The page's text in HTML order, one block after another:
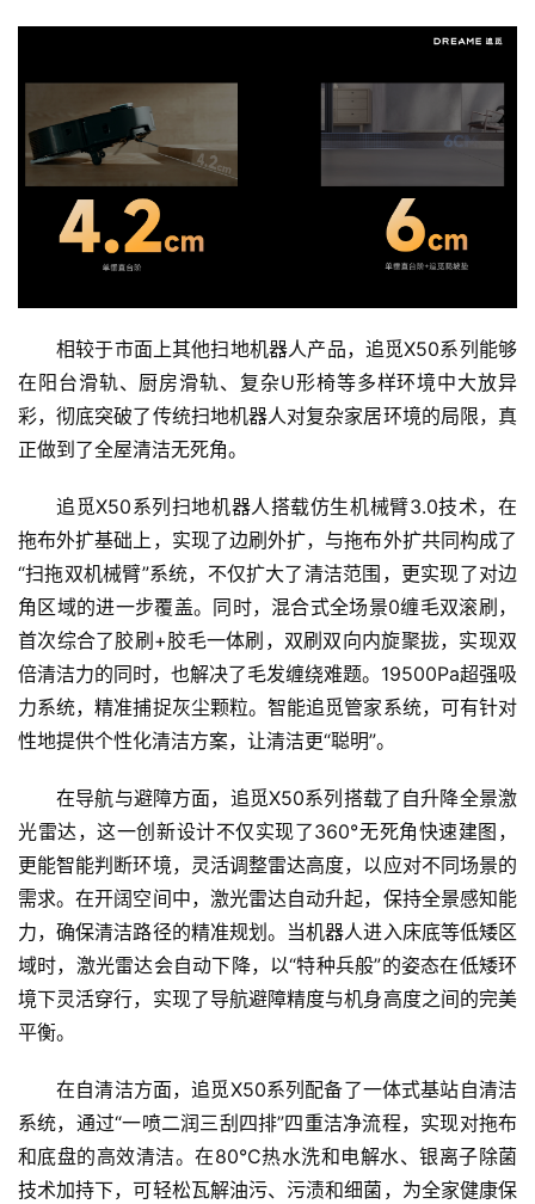
相较于市面上其他扫地机器人产品，追觅X50系列能够
在阳台滑轨、厨房滑轨、复杂U形椅等多样环境中大放异
彩，彻底突破了传统扫地机器人对复杂家居环境的局限，真
正做到了全屋清洁无死角。
追觅X50系列扫地机器人搭载仿生机械臂3.0技术，在
拖布外扩基础上，实现了边刷外扩，与拖布外扩共同构成了
“扫拖双机械臂”系统，不仅扩大了清洁范围，更实现了对边
角区域的进一步覆盖。同时，混合式全场景0缠毛双滚刷，
首次综合了胶刷+胶毛一体刷，双刷双向内旋聚拢，实现双
倍清洁力的同时，也解决了毛发缠绕难题。19500Pa超强吸
力系统，精准捕捉灰尘颗粒。智能追觅管家系统，可有针对
性地提供个性化清洁方案，让清洁更“聪明”。
在导航与避障方面，追觅X50系列搭载了自升降全景激
光雷达，这一创新设计不仅实现了360°无死角快速建图，
更能智能判断环境，灵活调整雷达高度，以应对不同场景的
需求。在开阔空间中，激光雷达自动升起，保持全景感知能
力，确保清洁路径的精准规划。当机器人进入床底等低矮区
域时，激光雷达会自动下降，以“特种兵般”的姿态在低矮环
境下灵活穿行，实现了导航避障精度与机身高度之间的完美
平衡。
在自清洁方面，追觅X50系列配备了一体式基站自清洁
系统，通过“一喷二润三刮四排”四重洁净流程，实现对拖布
和底盘的高效清洁。在80°C热水洗和电解水、银离子除菌
技术加持下，可轻松瓦解油污、污渍和细菌，为全家健康保